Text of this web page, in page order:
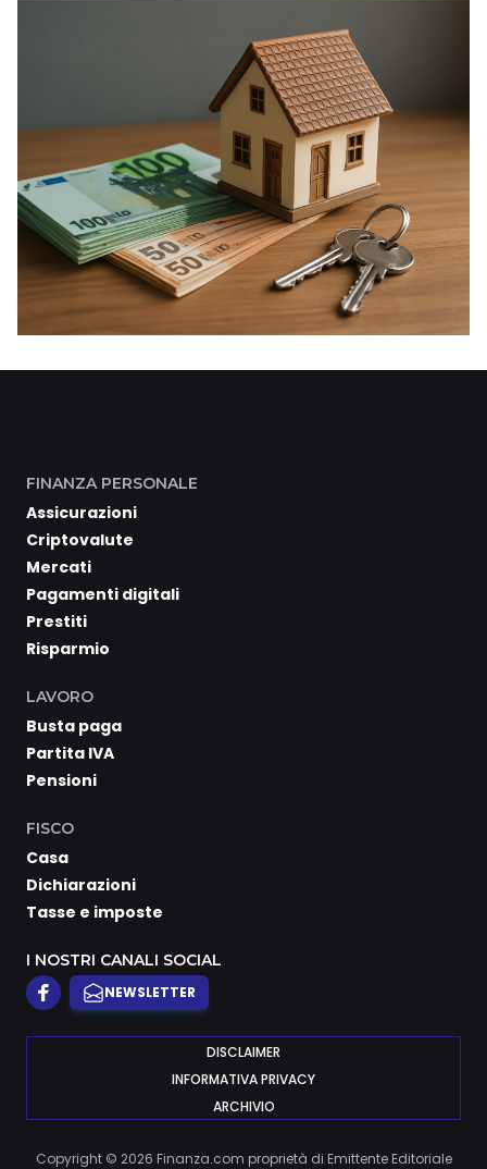
FINANZA PERSONALE
Assicurazioni
Criptovalute
Mercati
Pagamenti digitali
Prestiti
Risparmio
LAVORO
Busta paga
Partita IVA
Pensioni
FISCO
Casa
Dichiarazioni
Tasse e imposte
I NOSTRI CANALI SOCIAL
NEWSLETTER
DISCLAIMER
INFORMATIVA PRIVACY
ARCHIVIO
Copyright © 2026 Finanza.com proprietà di Emittente Editoriale